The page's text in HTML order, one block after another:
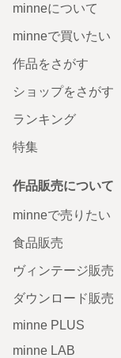
minneについて
minneで買いたい
作品をさがす
ショップをさがす
ランキング
特集
作品販売について
minneで売りたい
食品販売
ヴィンテージ販売
ダウンロード販売
minne PLUS
minne LAB